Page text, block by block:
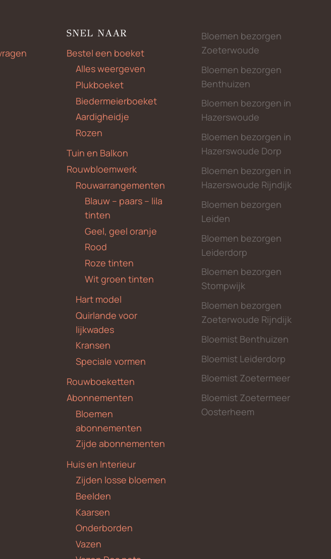
SNEL NAAR
Bestel een boeket
Alles weergeven
Plukboeket
Biedermeierboeket
Aardigheidje
Rozen
Tuin en Balkon
Rouwbloemwerk
Rouwarrangementen
Blauw – paars – lila
tinten
Geel, geel oranje
Rood
Roze tinten
Wit groen tinten
Hart model
Quirlande voor
lijkwades
Kransen
Speciale vormen
Rouwboeketten
Abonnementen
Bloemen
abonnementen
Zijde abonnementen
Huis en Interieur
Zijden losse bloemen
Beelden
Kaarsen
Onderborden
Vazen
Bloemen bezorgen
Zoeterwoude
Bloemen bezorgen
Benthuizen
Bloemen bezorgen in
Hazerswoude
Bloemen bezorgen in
Hazerswoude Dorp
Bloemen bezorgen in
Hazerswoude Rijndijk
Bloemen bezorgen
Leiden
Bloemen bezorgen
Leiderdorp
Bloemen bezorgen
Stompwijk
Bloemen bezorgen
Zoeterwoude Rijndijk
Bloemist Benthuizen
Bloemist Leiderdorp
Bloemist Zoetermeer
Bloemist Zoetermeer
Oosterheem